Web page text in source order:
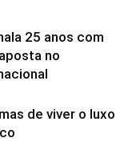
25 anos com
no
de viver o luxo